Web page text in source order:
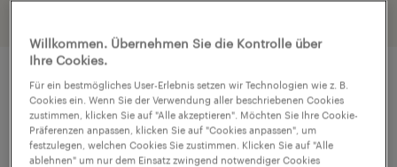
HR Generalist (m/w/d), Airbus
Willkommen. Übernehmen Sie die Kontrolle über
Ihre Cookies.
Für ein bestmögliches User-Erlebnis setzen wir Technologien wie z. B.
Cookies ein. Wenn Sie der Verwendung aller beschriebenen Cookies
zustimmen, klicken Sie auf "Alle akzeptieren". Möchten Sie Ihre Cookie-
Präferenzen anpassen, klicken Sie auf "Cookies anpassen", um
festzulegen, welchen Cookies Sie zustimmen. Klicken Sie auf "Alle
ablehnen" um nur dem Einsatz zwingend notwendiger Cookies